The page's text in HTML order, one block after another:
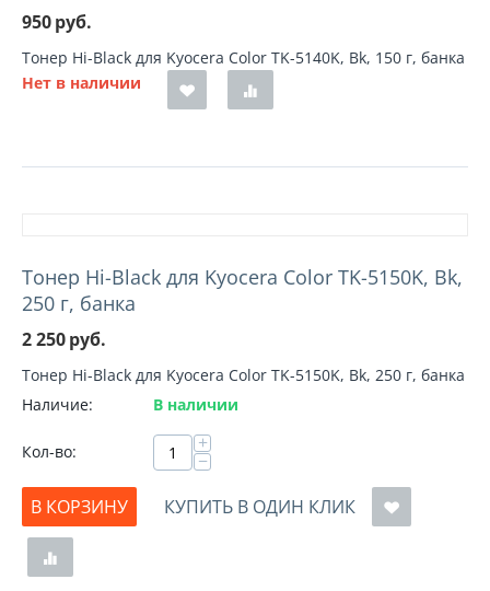
950руб.
Тонер Hi-Black для Kyocera Color TK-5140K, Bk, 150 г, банка
Нет в наличии
Тонер Hi-Black для Kyocera Color TK-5150K, Bk,
250 г, банка
2 250руб.
Тонер Hi-Black для Kyocera Color TK-5150K, Bk, 250 г, банка
Наличие:
В наличии
Кол-во: +
−
В КОРЗИНУ
КУПИТЬ В ОДИН КЛИК